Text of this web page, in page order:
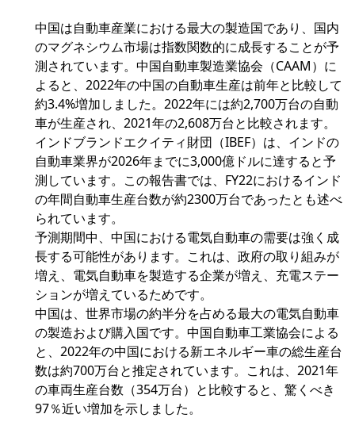
中国は自動車産業における最大の製造国であり、国内
のマグネシウム市場は指数関数的に成長することが予
測されています。中国自動車製造業協会（CAAM）に
よると、2022年の中国の自動車生産は前年と比較して
約3.4%増加しました。2022年には約2,700万台の自動
車が生産され、2021年の2,608万台と比較されます。
インドブランドエクイティ財団（IBEF）は、インドの
自動車業界が2026年までに3,000億ドルに達すると予
測しています。この報告書では、FY22におけるインド
の年間自動車生産台数が約2300万台であったとも述べ
られています。
予測期間中、中国における電気自動車の需要は強く成
長する可能性があります。これは、政府の取り組みが
増え、電気自動車を製造する企業が増え、充電ステー
ションが増えているためです。
中国は、世界市場の約半分を占める最大の電気自動車
の製造および購入国です。中国自動車工業協会による
と、2022年の中国における新エネルギー車の総生産台
数は約700万台と推定されています。これは、2021年
の車両生産台数（354万台）と比較すると、驚くべき
97％近い増加を示しました。